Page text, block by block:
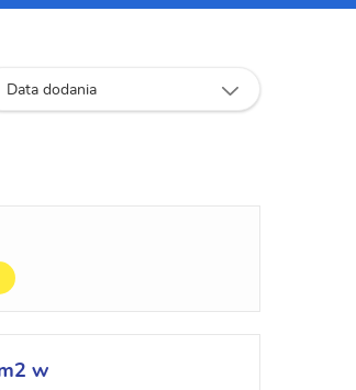
Data dodania
w